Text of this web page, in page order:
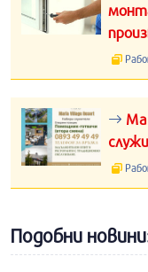
Подобни